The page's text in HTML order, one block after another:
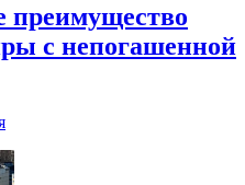
преимущество
с непогашенной